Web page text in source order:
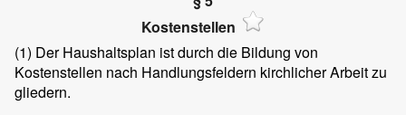
Kostenstellen
(1) Der Haushaltsplan ist durch die Bildung von
Kostenstellen nach Handlungsfeldern kirchlicher Arbeit zu
gliedern.